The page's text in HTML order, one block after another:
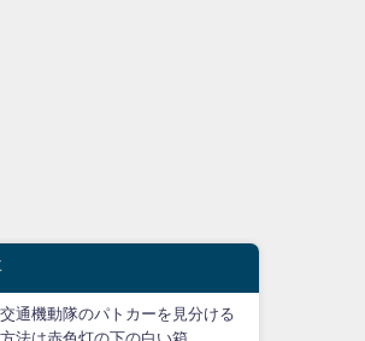
交通機動隊のパトカーを見分ける
方法は赤色灯の下の白い箱